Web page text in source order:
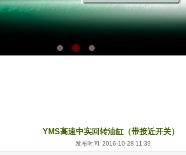
YMS高速中实回转油缸（带接近开关）
发布时间: 2016-10-28 11:39